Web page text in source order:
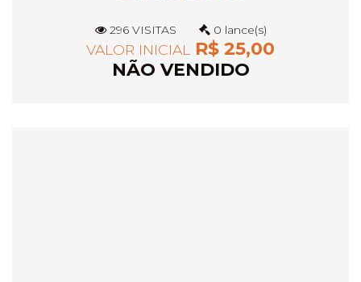
296 VISITAS 0 lance(s)
VALOR INICIAL
R$ 25,00
NÃO VENDIDO